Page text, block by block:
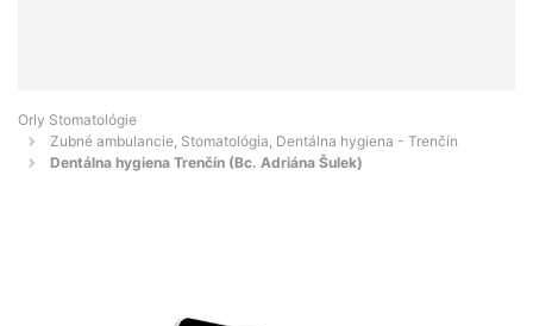
Orly Stomatológie
Zubné ambulancie, Stomatológia, Dentálna hygiena - Trenčín
Dentálna hygiena Trenčín (Bc. Adriána Šulek)